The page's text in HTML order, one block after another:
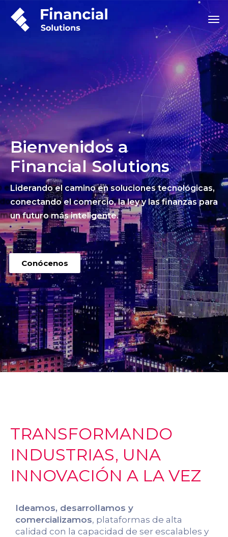
Bienvenidos a
Financial Solutions
Liderando el camino en soluciones tecnológicas,
conectando el comercio, la ley y las finanzas para
un futuro más inteligente.
Conócenos
TRANSFORMANDO
INDUSTRIAS, UNA
INNOVACIÓN A LA VEZ
Ideamos, desarrollamos y
comercializamos, plataformas de alta
calidad con la capacidad de ser escalables y